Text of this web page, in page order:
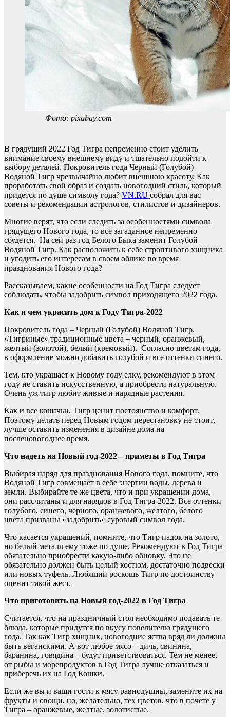
Фото: pixabay.com
В грядущий 2022 Год Тигра непременно стоит уделить
внимание своему внешнему виду и тщательно подойти к
выбору деталей. Покровитель года Черный (Голубой)
Водяной Тигр чрезвычайно любит внешнюю красоту. Как
проработать свой образ и создать новогодний стиль, который
придется по душе символу года? VN.RU собрал для вас
советы и рекомендации астрологов, стилистов и дизайнеров.
Многие верят, что если следить за особенностями символа
грядущего Нового года, то все загаданное непременно
сбудется. На сей раз год Белого Быка заменит Голубой
Водяной Тигр. Как расположить к себе строптивого хищника
и угодить его интересам в своем облике во время
празднования Нового года?
Рассказываем, какие особенности на Год Тигра следует
соблюдать, чтобы задобрить символ приходящего 2022 года.
Как и чем украсить дом к Году Тигра-2022
Покровитель года – Черный (Голубой) Водяной Тигр.
«Тигриные» традиционные цвета – черный, оранжевый,
желтый (золотой), белый (кремовый). Согласно цветам года,
в оформление можно добавить голубой и все оттенки синего.
Тем, кто украшает к Новому году елку, рекомендуют в этом
году не ставить искусственную, а приобрести натуральную.
Очень уж тигр любит живые и нарядные растения.
Как и все кошачьи, Тигр ценит постоянство и комфорт.
Поэтому делать перед Новым годом перестановку не стоит,
лучше оставить изменения в дизайне дома на
посленовогоднее время.
Что надеть на Новый год-2022 – приметы в Год Тигра
Выбирая наряд для празднования Нового года, помните, что
Водяной Тигр совмещает в себе энергии воды, дерева и
земли. Выбирайте те же цвета, что и при украшении дома,
они рассчитаны и для нарядов в Год Тигра-2022. Все оттенки
голубого, синего, черного, оранжевого, желтого, белого
цвета призваны «задобрить» суровый символ года.
Что касается украшений, помните, что Тигр падок на золото,
но белый металл ему тоже по душе. Рекомендуют в Год Тигра
обязательно приобрести какую-либо обновку. Это не
обязательно должен быть целый костюм, достаточно подвески
или новых туфель. Любящий роскошь Тигр по достоинству
оценит такой жест.
Что приготовить на Новый год-2022 в Год Тигра
Считается, что на праздничный стол необходимо подавать те
блюда, которые придутся по вкусу повелителю грядущего
года. Так как Тигр хищник, новогодние яства вряд ли должны
быть веганскими. А вот любое мясо – дичь, свинина,
баранина, говядина – будут приветствоваться. Тем не менее,
от рыбы и морепродуктов в Год Тигра лучше отказаться и
приберечь их на Год Кошки.
Если же вы и ваши гости к мясу равнодушны, замените их на
фрукты и овощи, но, желательно, тех цветов, что в почете у
Тигра – оранжевые, желтые, золотистые.